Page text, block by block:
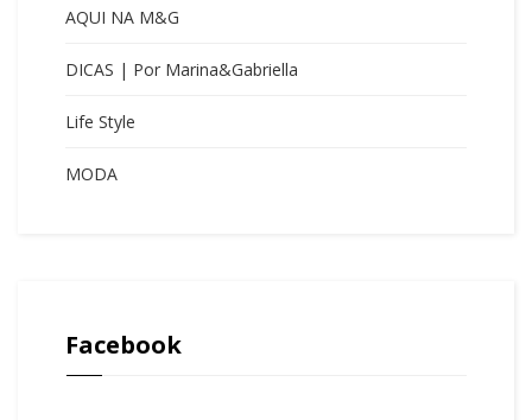
AQUI NA M&G
DICAS | Por Marina&Gabriella
Life Style
MODA
Facebook